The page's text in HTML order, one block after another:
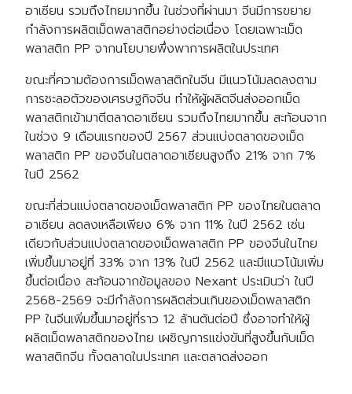
อาเซียน รวมถึงไทยมากขึ้น ในช่วงที่ผ่านมา จีนมีการขยาย
กำลังการผลิตเม็ดพลาสติกอย่างต่อเนื่อง โดยเฉพาะเม็ด
พลาสติก PP จากนโยบายพึ่งพาการผลิตในประเทศ
ขณะที่ความต้องการเม็ดพลาสติกในจีน มีแนวโน้มลดลงตาม
การชะลอตัวของเศรษฐกิจจีน ทำให้ผู้ผลิตจีนส่งออกเม็ด
พลาสติกเข้ามาตีตลาดอาเซียน รวมถึงไทยมากขึ้น สะท้อนจาก
ในช่วง 9 เดือนแรกของปี 2567 ส่วนแบ่งตลาดของเม็ด
พลาสติก PP ของจีนในตลาดอาเซียนสูงถึง 21% จาก 7%
ในปี 2562
ขณะที่ส่วนแบ่งตลาดของเม็ดพลาสติก PP ของไทยในตลาด
อาเซียน ลดลงเหลือเพียง 6% จาก 11% ในปี 2562 เช่น
เดียวกับส่วนแบ่งตลาดของเม็ดพลาสติก PP ของจีนในไทย
เพิ่มขึ้นมาอยู่ที่ 33% จาก 13% ในปี 2562 และมีแนวโน้มเพิ่ม
ขึ้นต่อเนื่อง สะท้อนจากข้อมูลของ Nexant ประเมินว่า ในปี
2568-2569 จะมีกำลังการผลิตส่วนเกินของเม็ดพลาสติก
PP ในจีนเพิ่มขึ้นมาอยู่ที่ราว 12 ล้านตันต่อปี ซึ่งอาจทำให้ผู้
ผลิตเม็ดพลาสติกของไทย เผชิญการแข่งขันที่สูงขึ้นกับเม็ด
พลาสติกจีน ทั้งตลาดในประเทศ และตลาดส่งออก